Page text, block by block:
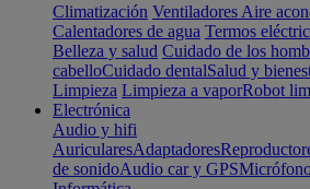
Climatización Ventiladores Aire
Calentadores de agua Termos
Belleza y salud Cuidado de los
cabelloCuidado dentalSalud y
Limpieza Limpieza a vaporRobot
Electrónica
Audio y hifi
AuricularesAdaptadores
de sonidoAudio car y GPS